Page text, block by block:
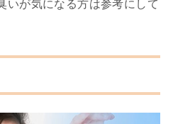
いが気になる方は参考にして